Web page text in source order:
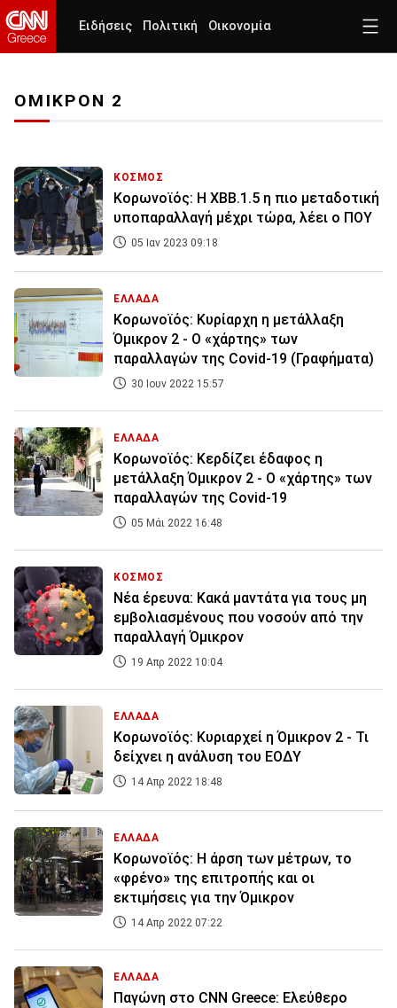
Ειδήσεις Πολιτική Οικονομία
ΟΜΙΚΡΟΝ 2
ΚΟΣΜΟΣ
Κορωνοϊός: Η ΧΒΒ.1.5 η πιο μεταδοτική
υποπαραλλαγή μέχρι τώρα, λέει ο ΠΟΥ
05 Ιαν 2023 09:18
ΕΛΛΑΔΑ
Κορωνοϊός: Κυρίαρχη η μετάλλαξη
Όμικρον 2 - Ο «χάρτης» των
παραλλαγών της Covid-19 (Γραφήματα)
30 Ιουν 2022 15:57
ΕΛΛΑΔΑ
Κορωνοϊός: Κερδίζει έδαφος η
μετάλλαξη Όμικρον 2 - Ο «χάρτης» των
παραλλαγών της Covid-19
05 Μάι 2022 16:48
ΚΟΣΜΟΣ
Νέα έρευνα: Κακά μαντάτα για τους μη
εμβολιασμένους που νοσούν από την
παραλλαγή Όμικρον
19 Απρ 2022 10:04
ΕΛΛΑΔΑ
Kορωνοϊός: Κυριαρχεί η Όμικρον 2 - Τι
δείχνει η ανάλυση του ΕΟΔΥ
14 Απρ 2022 18:48
ΕΛΛΑΔΑ
Κορωνοϊός: Η άρση των μέτρων, το
«φρένο» της επιτροπής και οι
εκτιμήσεις για την Όμικρον
14 Απρ 2022 07:22
ΕΛΛΑΔΑ
Παγώνη στο CNN Greece: Ελεύθερο